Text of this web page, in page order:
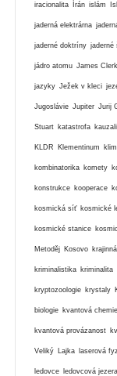
iracionalita Írán islám
jaderná elektrárna
jaderné doktríny jaderné
jádro atomu James
jazyky Ježek v kleci
Jugoslávie Jupiter Jurij
Stuart katastrofa
KLDR Klementinum
kombinatorika komety
konstrukce kooperace
kosmická síť kosmické
kosmické stanice
Metoděj Kosovo
kriminalistika kriminalita
kryptozoologie krystaly
biologie kvantová chemie
kvantová provázanost
Veliký Lajka laserová
ledovce ledovcová jezera